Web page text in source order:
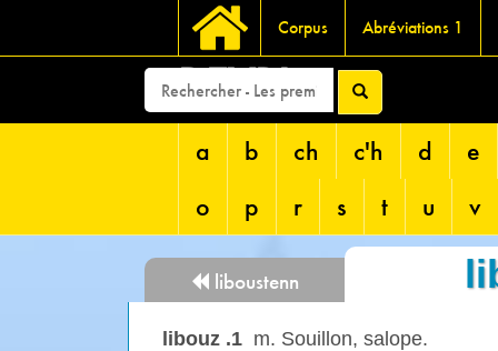
Corpus Abréviations 1
DEVRI
a b ch c'h d
e
o
p r s t u v
liboustenn
libouz .1 m. Souillon, salope.